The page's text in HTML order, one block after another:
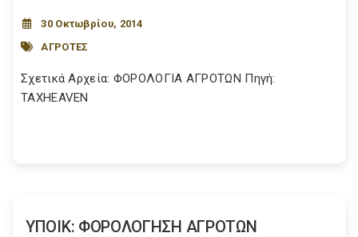
30 Οκτωβρίου, 2014
ΑΓΡΟΤΕΣ
Σχετικά Αρχεία: ΦΟΡΟΛΟΓΙΑ ΑΓΡΟΤΩΝ Πηγή:
TAXHEAVEN
ΥΠΟΙΚ: ΦΟΡΟΛΟΓΗΣΗ ΑΓΡΟΤΩΝ